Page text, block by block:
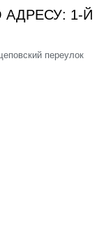
АДРЕСУ: 1-
переулок